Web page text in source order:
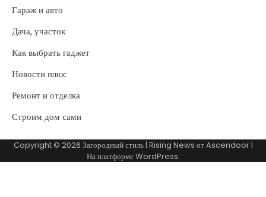
Гараж и авто
Дача, участок
Как выбрать гаджет
Новости плюс
Ремонт и отделка
Строим дом сами
Copyright © 2026 Загородный стиль| Rising News отAscendoor|
На платформеWordPress.